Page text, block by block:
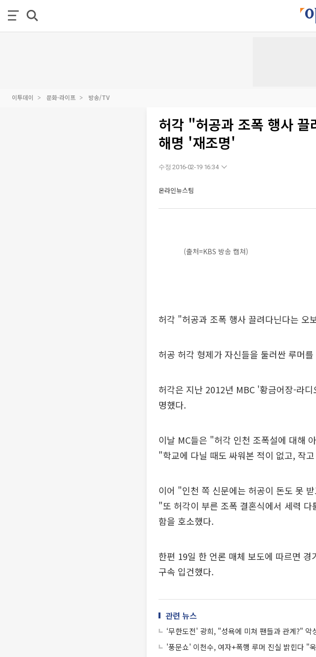
이투데이 문화·라이프 방송/TV
허각 "허공과 조폭 행사
해명 '재조명'
수정 2016-02-19 16:34
온라인뉴스팀
(출처=KBS 방송 캡쳐)
허각 "허공과 조폭 행사 끌려다닌다는
허공 허각 형제가 자신들을 둘러싼 루머
허각은 지난 2012년 MBC '황금어장-라
명했다.
이날 MC들은 "허각 인천 조폭설에 대해
"학교에 다닐 때도 싸워본 적이 없고, 작
이어 "인천 쪽 신문에는 허공이 돈도 못
"또 허각이 부른 조폭 결혼식에서 세력
함을 호소했다.
한편 19일 한 언론 매체 보도에 따르면
구속 입건했다.
관련 뉴스
‘무한도전' 광희, "성욕에 미쳐 팬들과 관계?" 악
'풍문쇼' 이천수, 여자+폭행 루머 진실 밝힌다 "